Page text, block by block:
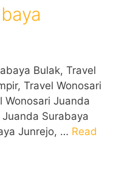
Bulak, Travel
Travel Wonosari
Wonosari Juanda
Surabaya
Junrejo, … Read